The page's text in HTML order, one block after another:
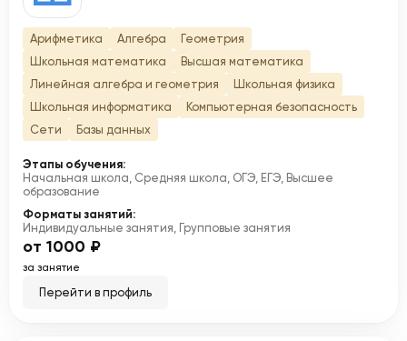
Арифметика Алгебра
Геометрия
Школьная математика
Высшая математика
Линейная алгебра и геометрия
Школьная физика
Школьная информатика
Компьютерная безопасность
Сети
Базы данных
Этапы обучения:
Начальная школа, Средняя школа, ОГЭ, ЕГЭ, Высшее
образование
Форматы занятий:
Индивидуальные занятия, Групповые занятия
от 1000 ₽
за занятие
Перейти в профиль